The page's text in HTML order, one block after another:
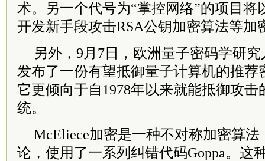
术。另一个代号为“掌控网络”的项目将
开发新手段攻击RSA公钥加密算法等加
另外，9月7日，欧洲量子密码学研究
发布了一份有望抵御量子计算机的推荐
它更倾向于自1978年以来就能抵御攻击
统。
McEliece加密是一种不对称加密算
论，使用了一系列纠错代码Goppa。这